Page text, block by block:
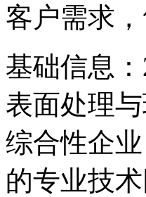
客户需求
基础信息
表面处理
综合性企
的专业技